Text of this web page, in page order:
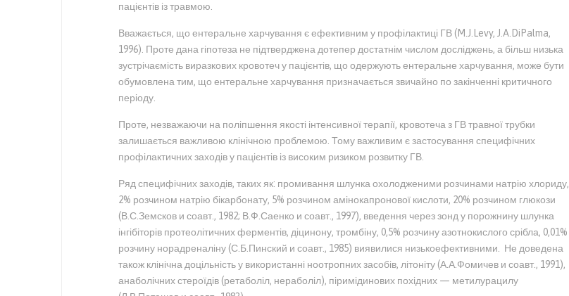
пацієнтів із травмою.
Вважається, що ентеральне харчування є ефективним у профілактиці ГВ (M.J.Levy, J.A.DiPalma,
1996). Проте дана гіпотеза не підтверджена дотепер достатнім числом досліджень, а більш низька
зустрічаємість виразкових кровотеч у пацієнтів, що одержують ентеральне харчування, може бути
обумовлена тим, що ентеральне харчування призначається звичайно по закінченні критичного
періоду.
Проте, незважаючи на поліпшення якості інтенсивної терапії, кровотеча з ГВ травної трубки
залишається важливою клінічною проблемою. Тому важливим є застосування специфічних
профілактичних заходів у пацієнтів із високим ризиком розвитку ГВ.
Ряд специфічних заходів, таких як: промивання шлунка охолодженими розчинами натрію хлориду,
2% розчином натрію бікарбонату, 5% розчином амінокапронової кислоти, 20% розчином глюкози
(В.С.Земсков и соавт., 1982; В.Ф.Саенко и соавт., 1997), введення через зонд у порожнину шлунка
інгібіторів протеолітичних ферментів, діцинону, тромбіну, 0,5% розчину азотнокислого срібла, 0,01%
розчину норадреналіну (С.Б.Пинский и соавт., 1985) виявилися низькоефективними. Не доведена
також клінічна доцільність у використанні ноотропних засобів, літоніту (А.А.Фомичев и соавт., 1991),
анаболічних стероїдів (ретаболіл, нераболіл), піримідинових похідних — метилурацилу